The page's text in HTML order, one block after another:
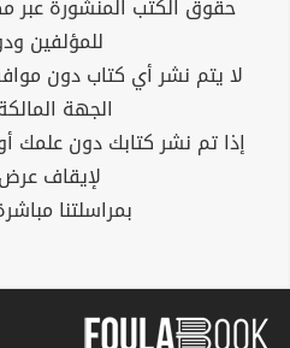
حقوق الكتب المنشورة عبر
للمؤلفين
لا يتم نشر أي كتاب دون
الجهة
إذا تم نشر كتابك دون علمك
لإيقاف
بمراسلتنا